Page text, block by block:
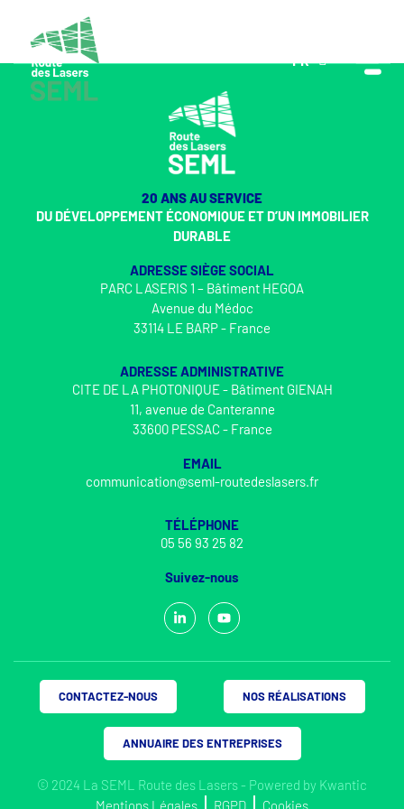
FR
EN
20 ANS AU SERVICE
DU DÉVELOPPEMENT ÉCONOMIQUE ET D’UN IMMOBILIER
DURABLE
ADRESSE SIÈGE SOCIAL
PARC LASERIS 1 – Bâtiment HEGOA
Avenue du Médoc
33114 LE BARP - France
ADRESSE ADMINISTRATIVE
CITE DE LA PHOTONIQUE - Bâtiment GIENAH
11, avenue de Canteranne
33600 PESSAC - France
EMAIL
communication@seml-routedeslasers.fr
TÉLÉPHONE
05 56 93 25 82
Suivez-nous
© 2024 La SEML Route des Lasers - Powered by Kwantic
Mentions Légales
RGPD Cookies
CONTACTEZ-NOUS NOS RÉALISATIONS
ANNUAIRE DES ENTREPRISES